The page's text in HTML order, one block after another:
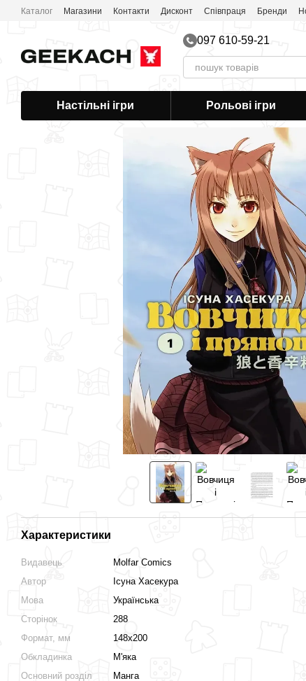
Перейти до основного контенту
Каталог Магазини Контакти Дисконт Співпраця Бренди
097 610-59-21
Настільні ігри Рольові ігри
Характеристики
Видавець
Molfar Comics
Автор
Ісуна Хасекура
Мова
Українська
Сторінок
288
Формат, мм
148х200
Обкладинка
М'яка
Основний розділ
Манга